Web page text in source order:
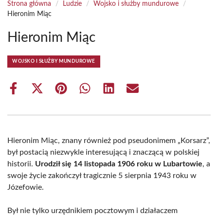
Strona główna / Ludzie / Wojsko i służby mundurowe
/
Hieronim Miąc
Hieronim Miąc
WOJSKO I SŁUŻBY MUNDUROWE
Share
Share
(Twitter)
Share Share Share Share
Hieronim Miąc, znany również pod pseudonimem „Korsarz”,
był postacią niezwykle interesującą i znaczącą w polskiej
historii. Urodził się 14 listopada 1906 roku w Lubartowie, a
swoje życie zakończył tragicznie 5 sierpnia 1943 roku w
Józefowie.
Był nie tylko urzędnikiem pocztowym i działaczem